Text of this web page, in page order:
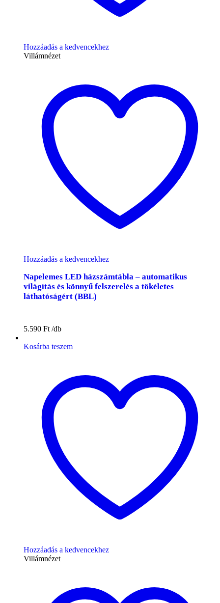
Hozzáadás a kedvencekhez
Villámnézet
Hozzáadás a kedvencekhez
Napelemes LED házszámtábla – automatikus
világítás és könnyű felszerelés a tökéletes
láthatóságért (BBL)
5.590 Ft
Kosárba teszem
Hozzáadás a kedvencekhez
Villámnézet